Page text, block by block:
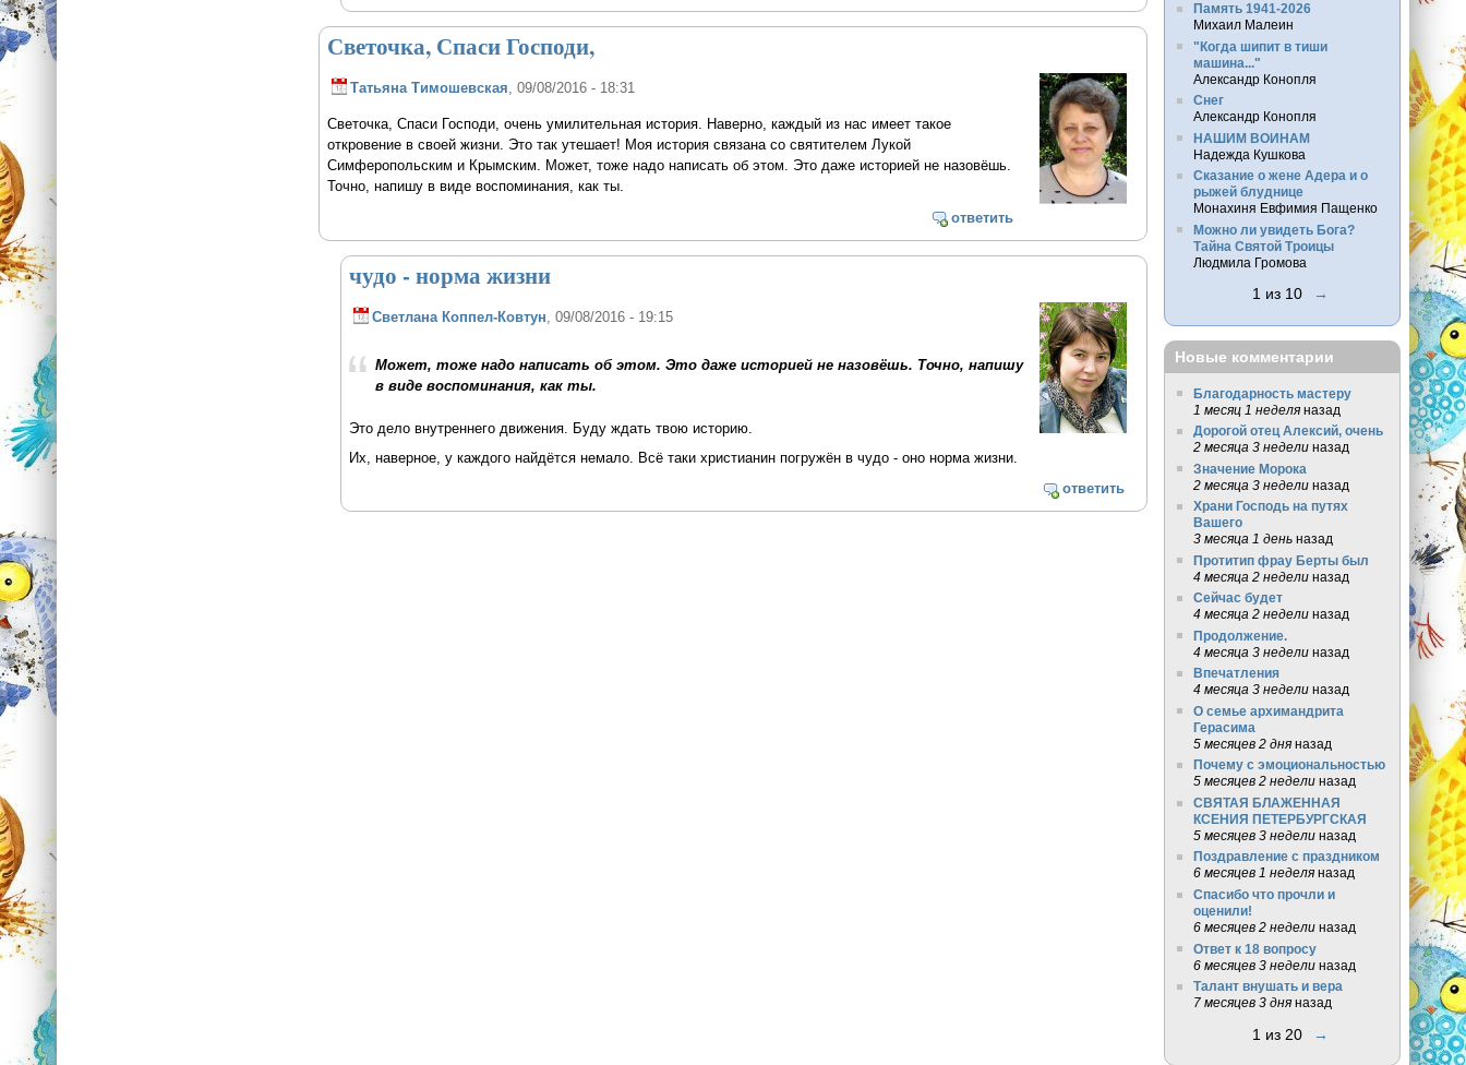
Светочка, Спаси Господи,
Татьяна Тимошевская, 09/08/2016 - 18:31
Светочка, Спаси Господи, очень умилительная история. Наверно, каждый из нас имеет такое
откровение в своей жизни. Это так утешает! Моя история связана со святителем Лукой
Симферопольским и Крымским. Может, тоже надо написать об этом. Это даже историей не назовёшь.
Точно, напишу в виде воспоминания, как ты.
ответить
чудо - норма жизни
Светлана Коппел-Ковтун , 09/08/2016 - 19:15
Может, тоже надо написать об этом. Это даже историей не назовёшь. Точно, напишу
в виде воспоминания, как ты.
Это дело внутреннего движения. Буду ждать твою историю.
Их, наверное, у каждого найдётся немало. Всё таки христианин погружён в чудо - оно норма жизни.
ответить
Память 1941-2026
Михаил Малеин
"Когда шипит в тиши
машина..."
Александр Конопля
Снег
Александр Конопля
НАШИМ ВОИНАМ
Надежда Кушкова
Сказание о жене Адера и о
рыжей блуднице
Монахиня Евфимия Пащенко
Можно ли увидеть Бога?
Тайна Святой Троицы
Людмила Громова
1 из 10 →
Новые комментарии
Благодарность мастеру
1 месяц 1 неделяназад
Дорогой отец Алексий, очень
2 месяца 3 неделиназад
Значение Морока
2 месяца 3 неделиназад
Храни Господь на путях
Вашего
3 месяца 1 деньназад
Протитип фрау Берты был
4 месяца 2 неделиназад
Сейчас будет
4 месяца 2 неделиназад
Продолжение.
4 месяца 3 неделиназад
Впечатления
4 месяца 3 неделиназад
О семье архимандрита
Герасима
5 месяцев 2 дняназад
Почему с эмоциональностью
5 месяцев 2 неделиназад
СВЯТАЯ БЛАЖЕННАЯ
КСЕНИЯ ПЕТЕРБУРГСКАЯ
5 месяцев 3 неделиназад
Поздравление с праздником
6 месяцев 1 неделяназад
Спасибо что прочли и
оценили!
6 месяцев 2 неделиназад
Ответ к 18 вопросу
6 месяцев 3 неделиназад
Талант внушать и вера
7 месяцев 3 дняназад
1 из 20 →